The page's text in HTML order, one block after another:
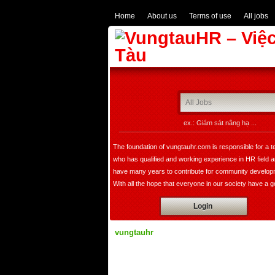
Home About us Terms of use All jobs
ex.: Giám sát nâng hạ ...
The foundation of vungtauhr.com is responsible for a
who has qualified and working experience in HR field
have many years to contribute for community
With all the hope that everyone in our society have a
image of leader, founder, a expert in HR department
bring comfortable choice for all of companies not only in
domestic but also expand overseas.
Login
vungtauhr